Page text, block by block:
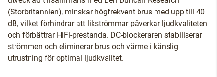
(Storbritannien), minskar högfrekvent brus med upp till 40
dB, vilket förhindrar att likströmmar påverkar ljudkvaliteten
och förbättrar HiFi-prestanda. DC-blockeraren stabiliserar
strömmen och eliminerar brus och värme i känslig
utrustning för optimal ljudkvalitet.